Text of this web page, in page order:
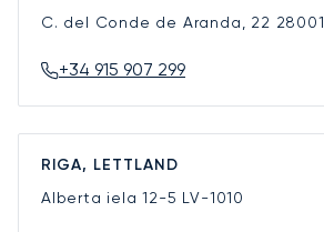
C. del Conde de Aranda, 22 28001
+34 915 907 299
RIGA, LETTLAND
Alberta iela 12-5 LV-1010